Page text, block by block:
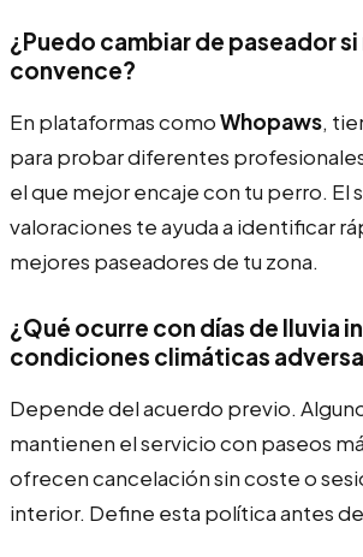
¿Puedo cambiar de paseador si
convence?
En plataformas comoWhopaws,
para probar diferentes
el que mejor encaje con tu perro. El
valoraciones te ayuda a identificar
mejores paseadores de tu zona.
¿Qué ocurre con días de lluvia
condiciones climáticas
Depende del acuerdo previo.
mantienen el servicio con paseos
ofrecen cancelación sin coste o
interior. Define esta política antes